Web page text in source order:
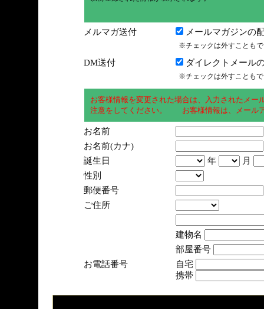
メルマガ送付 メールマガジンの
※チェックは外すことも
DM送付 ダイレクトメール
※チェックは外すことも
お客様情報を変更された場合は、入力されたメ
注意をしてください。 お客様情報は、メール
お名前
お名前(カナ)
誕生日
年
月
性別
郵便番号
ご住所
建物名
部屋番号
お電話番号
自宅
携帯